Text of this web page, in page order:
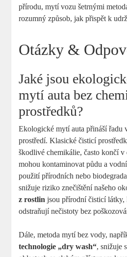
přírodu, mytí vozu šetrnými
rozumný způsob, jak přispět k
Otázky &
Jaké jsou
mytí auta bez
prostředků?
Ekologické mytí auta přináší řadu
prostředí. Klasické čisticí
škodlivé chemikálie, často končí v
mohou kontaminovat půdu a
použití přírodních nebo
snižuje riziko znečištění našeho
z rostlin jsou přírodní čisticí látky,
odstraňují nečistoty bez
Dále, metoda mytí bez vody,
technologie „dry wash“, snižuje